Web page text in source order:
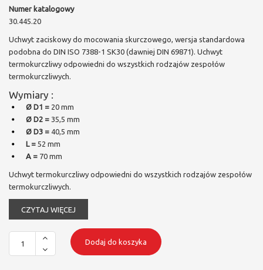
Numer katalogowy
30.445.20
Uchwyt zaciskowy do mocowania skurczowego, wersja standardowa
podobna do DIN ISO 7388-1 SK30 (dawniej DIN 69871). Uchwyt
termokurczliwy odpowiedni do wszystkich rodzajów zespołów
termokurczliwych.
Wymiary :
Ø D1 = 20 mm
Ø D2 = 35,5 mm
Ø D3 = 40,5 mm
L = 52 mm
A = 70 mm
Uchwyt termokurczliwy odpowiedni do wszystkich rodzajów zespołów
termokurczliwych.
CZYTAJ WIĘCEJ
Dodaj do koszyka